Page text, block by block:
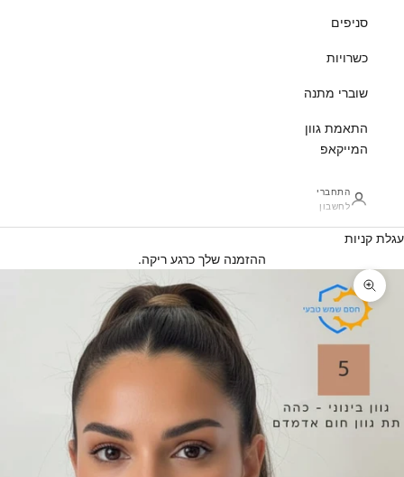
סניפים
כשרויות
שוברי מתנה
התאמת גוון
המייקאפ
התחברי
לחשבון
עגלת קניות
ההזמנה שלך כרגע ריקה.
זום על התמונה